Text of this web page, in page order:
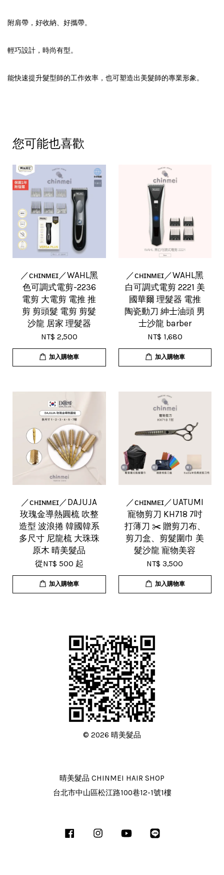
附肩帶，好收納、好攜帶。
輕巧設計，時尚有型。
能快速提升髮型師的工作效率，也可塑造出美髮師的專業形象。
您可能也喜歡
／ᴄʜɪɴᴍᴇɪ／WAHL黑
色可調式電剪-2236
電剪 大電剪 電推 推
剪 剪頭髮 電剪 剪髮
沙龍 居家 理髮器
NT$ 2,500
加入購物車
／ᴄʜɪɴᴍᴇɪ／WAHL黑
白可調式電剪 2221 美
國華爾 理髮器 電推
陶瓷動刀 紳士油頭 男
士沙龍 barber
NT$ 1,680
加入購物車
／ᴄʜɪɴᴍᴇɪ／DAJUJA
玫瑰金導熱圓梳 吹整
造型 波浪捲 韓國韓系
多尺寸 尼龍梳 大珠珠
原木 晴美髮品
從NT$ 500 起
加入購物車
／ᴄʜɪɴᴍᴇɪ／UATUMI
寵物剪刀 KH718 7吋
打薄刀 ✂️ 贈剪刀布、
剪刀盒、剪髮圍巾 美
髮沙龍 寵物美容
NT$ 3,500
加入購物車
© 2026 晴美髮品
晴美髮品 CHINMEI HAIR SHOP
台北市中山區松江路100巷12-1號1樓
Facebook InstagramYouTube